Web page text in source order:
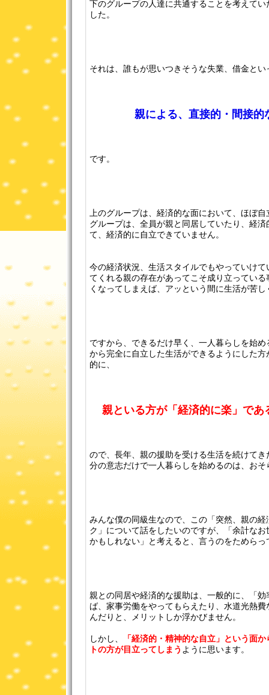
下のグループの人達に共通することを考えて
した。
それは、誰もが思いつきそうな失業、借金と
親による、直接的・間接的
です。
上のグループは、経済的な面において、ほぼ
グループは、全員が親と同居していたり、経
て、経済的に自立できていません。
今の経済状況、生活スタイルでもやっていけ
てくれる親の存在があってこそ成り立ってい
くなってしまえば、アッという間に生活が苦
ですから、できるだけ早く、一人暮らしを始
から完全に自立した生活ができるようにした
的に、
親といる方が「経済的に楽」であ
ので、長年、親の援助を受ける生活を続けて
分の意志だけで一人暮らしを始めるのは、お
みんな僕の同級生なので、この「突然、親の
ク」について話をしたいのですが、「余計な
かもしれない」と考えると、言うのをためらっ
親との同居や経済的な援助は、一般的に、「
ば、家事労働をやってもらえたり、水道光熱
んだりと、メリットしか浮かびません。
しかし、
「経済的・精神的な自立」という面
トの方が目立ってしまう ように思います。